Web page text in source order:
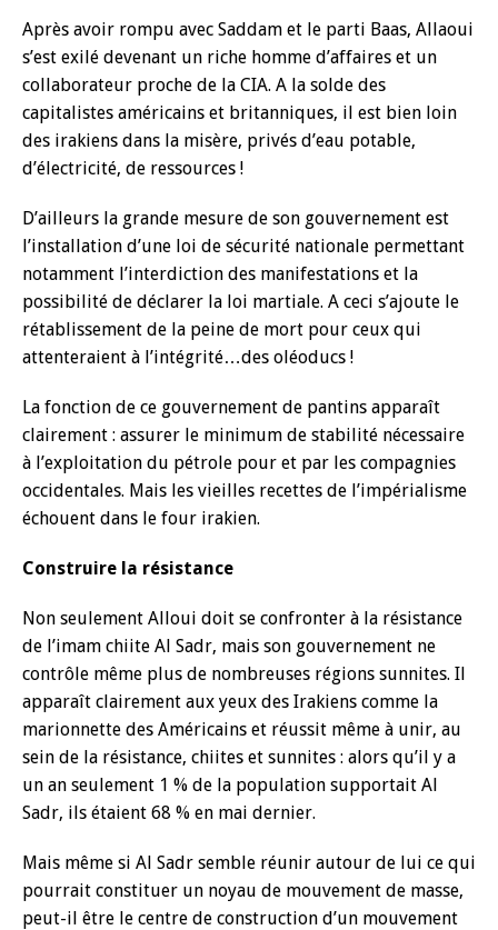
Après avoir rompu avec Saddam et le parti Baas, Allaoui
s’est exilé devenant un riche homme d’affaires et un
collaborateur proche de la CIA. A la solde des
capitalistes américains et britanniques, il est bien loin
des irakiens dans la misère, privés d’eau potable,
d’électricité, de ressources !
D’ailleurs la grande mesure de son gouvernement est
l’installation d’une loi de sécurité nationale permettant
notamment l’interdiction des manifestations et la
possibilité de déclarer la loi martiale. A ceci s’ajoute le
rétablissement de la peine de mort pour ceux qui
attenteraient à l’intégrité…des oléoducs !
La fonction de ce gouvernement de pantins apparaît
clairement : assurer le minimum de stabilité nécessaire
à l’exploitation du pétrole pour et par les compagnies
occidentales. Mais les vieilles recettes de l’impérialisme
échouent dans le four irakien.
Construire la résistance
Non seulement Alloui doit se confronter à la résistance
de l’imam chiite Al Sadr, mais son gouvernement ne
contrôle même plus de nombreuses régions sunnites. Il
apparaît clairement aux yeux des Irakiens comme la
marionnette des Américains et réussit même à unir, au
sein de la résistance, chiites et sunnites : alors qu’il y a
un an seulement 1 % de la population supportait Al
Sadr, ils étaient 68 % en mai dernier.
Mais même si Al Sadr semble réunir autour de lui ce qui
pourrait constituer un noyau de mouvement de masse,
peut-il être le centre de construction d’un mouvement